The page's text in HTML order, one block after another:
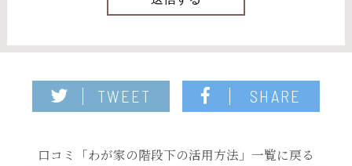
TWEET SHARE
口コミ「わが家の階段下の活用方法」一覧に戻る